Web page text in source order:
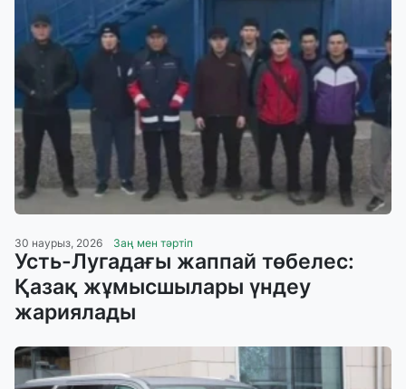
30 наурыз, 2026 Заң мен тәртіп
Усть-Лугадағы жаппай төбелес:
Қазақ жұмысшылары үндеу
жариялады